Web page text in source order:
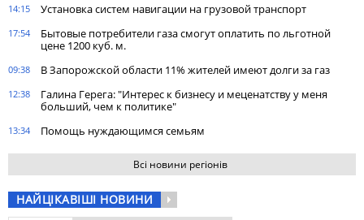
14:15 Установка систем навигации на грузовой транспорт
17:54
Бытовые потребители газа cмогут оплатить по льготной
цене 1200 куб. м.
09:38 В Запорожской области 11% жителей имеют долги за газ
12:38
Галина Герега: "Интерес к бизнесу и меценатству у меня
больший, чем к политике"
13:34 Помощь нуждающимся семьям
Всі новини регіонів
НАЙЦІКАВІШІ НОВИНИ